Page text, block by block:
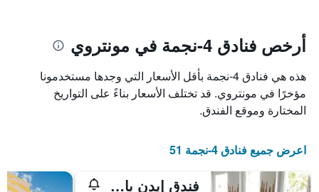
1
Y
الذي
يعرض
متوسط
في
عطلة
نهاية
محور
الذي
يعرض
عدد
الأيام
يتضمن
المخطط
التالي
أرخص فنادق 4-نجمة في مونتروي
هذه هي فنادق 4-نجمة بأقل الأسعار التي وجدها مستخدمونا
مؤخرًا في مونتروي. قد تختلف الأسعار بناءً على التواريخ
المختارة وموقع الفندق.
اعرض جميع فنادق 4-نجمة 51
فندق إيدن بالاس أو لاك